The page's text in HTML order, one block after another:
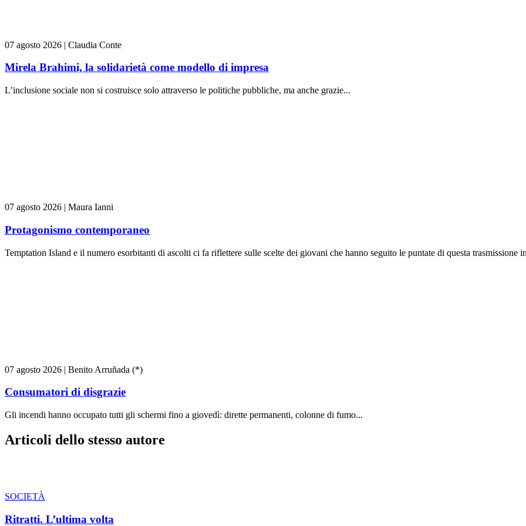
07 agosto 2026 | Claudia Conte
Mirela Brahimi, la solidarietà come modello di impresa
L’inclusione sociale non si costruisce solo attraverso le politiche pubbliche, ma anche grazie...
07 agosto 2026 | Maura Ianni
Protagonismo contemporaneo
Temptation Island e il numero esorbitanti di ascolti ci fa riflettere sulle scelte dei giovani che hanno seguito le puntate di questa trasmissione
07 agosto 2026 | Benito Arruñada (*)
Consumatori di disgrazie
Gli incendi hanno occupato tutti gli schermi fino a giovedì: dirette permanenti, colonne di fumo...
Articoli dello stesso autore
SOCIETÀ
Ritratti. L’ultima volta